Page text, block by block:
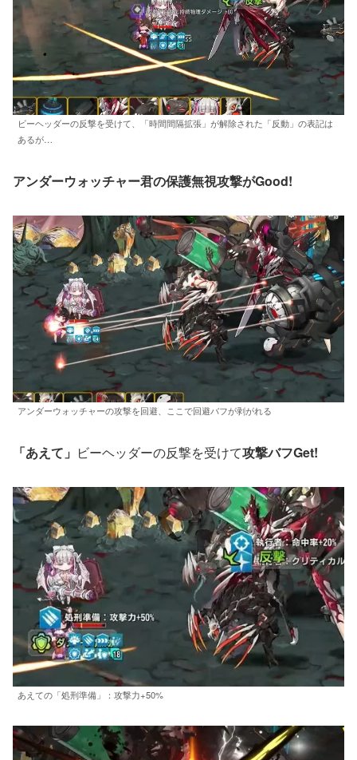
ビーヘッダーの反撃を受けて、「時間間隔拡張」が解除された「反動」の表記は
あるが…
アンダーウォッチャー君の保護無視攻撃がGood!
アンダーウォッチャーの攻撃を回避、ここで回避バフが剥がれる
「あえて」 ビーヘッダーの反撃を受けて攻撃バフGet!
あえての「処刑準備」：攻撃力+50%